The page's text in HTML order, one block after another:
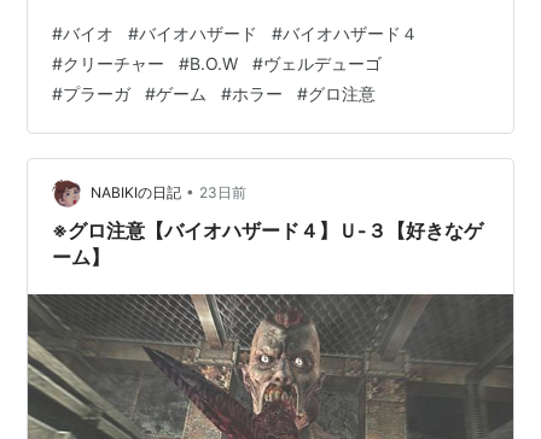
ゴ： ↑ 古城の地下で遭遇するヴェルデューゴ ↑ プラー
ガの応用実験で誕生したB.O.W。 見た目はさながら昆虫
人間とでも言うべき風貌だが、 驚異的な身体能力でレオ
ンを抹殺しようとする。 名前の由来はスペイン語で「処
刑人」、「執行者」を意味する。 特徴： スリムな体つき
に鋭利な…
#バイオ #バイオハザード #バイオハザード４
#クリーチャー #B.O.W #ヴェルデューゴ
#プラーガ #ゲーム #ホラー #グロ注意
NABIKIの日記 • 23日前
※グロ注意【バイオハザード４】Ｕ-３【好きなゲ
ーム】